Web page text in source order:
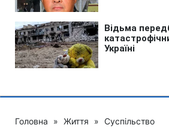
Головна » Життя » Суспільство